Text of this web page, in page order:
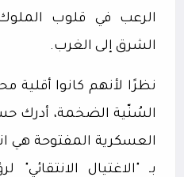
الرعب في قلوب
الشرق إلى الغرب.
نظرًا لأنهم كانوا أقلية
السُنّية الضخمة، أدرك
العسكرية المفتوحة هي
بـ "الاغتيال